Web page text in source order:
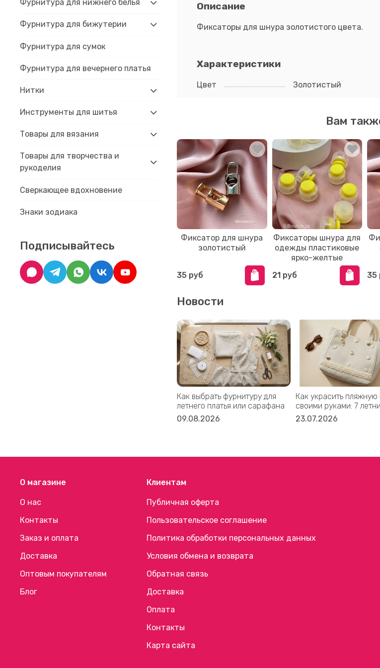
Описание
Фиксаторы для шнура золотистого цвета.
Характеристики
Цвет Золотистый
Вам
Фиксатор для шнура
золотистый
35 руб
Фиксаторы шнура для
одежды пластиковые
ярко-желтые
21 руб
35
Новости
Как выбрать фурнитуру для
летнего платья или сарафана
09.08.2026
Как украсить пляжную
своими руками: 7
23.07.2026
Фурнитура для нижнего белья
Фурнитура для бижутерии
Фурнитура для сумок
Фурнитура для вечернего платья
Нитки
Инструменты для шитья
Товары для вязания
Товары для творчества и
рукоделия
Сверкающее вдохновение
Знаки зодиака
Подписывайтесь
О магазине
О нас
Контакты
Заказ и оплата
Доставка
Оптовым покупателям
Блог
Клиентам
Публичная оферта
Пользовательское соглашение
Политика обработки персональных данных
Условия обмена и возврата
Обратная связь
Доставка
Оплата
Контакты
Карта сайта